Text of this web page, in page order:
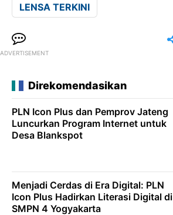
LENSA TERKINI
ADVERTISEMENT
Direkomendasikan
PLN Icon Plus dan Pemprov Jateng
Luncurkan Program Internet untuk
Desa Blankspot
Menjadi Cerdas di Era Digital: PLN
Icon Plus Hadirkan Literasi Digital di
SMPN 4 Yogyakarta